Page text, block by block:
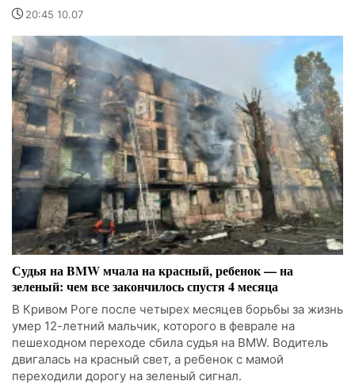
20:45 10.07
Судья на BMW мчала на красный, ребенок — на
зеленый: чем все закончилось спустя 4 месяца
В Кривом Роге после четырех месяцев борьбы за жизнь
умер 12-летний мальчик, которого в феврале на
пешеходном переходе сбила судья на BMW. Водитель
двигалась на красный свет, а ребенок с мамой
переходили дорогу на зеленый сигнал.